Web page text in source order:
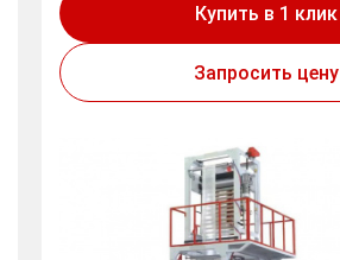
Купить в 1 клик
Запросить цену